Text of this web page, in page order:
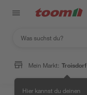
Mein Markt: Troisdorf
Hier kannst du deinen